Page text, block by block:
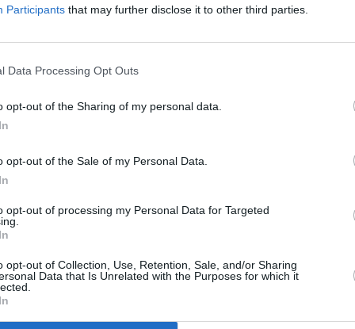
Participants that may further disclose it to other third parties.
Data Processing Opt Outs
opt-out of the Sharing of my personal data.
opt-out of the Sale of my Personal Data.
opt-out of processing my Personal Data for Targeted
opt-out of Collection, Use, Retention, Sale, and/or Sharing
Data that Is Unrelated with the Purposes for which it
Fini nel corso del suo incontro con la
idea suscita molte perplessità. Ho tanti
che se si vuole l’integrazione bisogna
E’ ora di deporre la scimitarra,
traendo spunto dagli altri paesi, in una
algerina che, nel corso dell’ incontro gli
della Lega di negare l’assistenza
che "Il diritto alla salute è
persona umana".
6
6